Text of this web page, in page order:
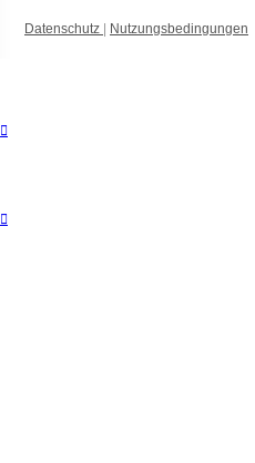
Datenschutz Nutzungsbedingungen